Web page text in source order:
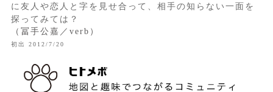
に友人や恋人と字を見せ合って、相手の知らない一面を
探ってみては？
（冨手公嘉／verb）
初出 2012/7/20